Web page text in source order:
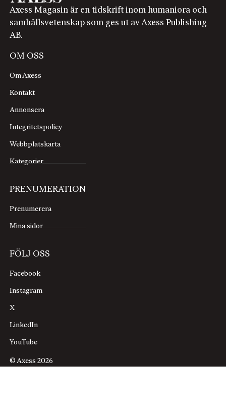
Axess Magasin är en tidskrift inom humaniora och
samhällsvetenskap som ges ut av Axess Publishing
AB.
OM OSS
Om Axess
Kontakt
Annonsera
Integritetspolicy
Webbplatskarta
Kategorier
PRENUMERATION
Prenumerera
Mina sidor
FÖLJ OSS
Facebook
Instagram
X
LinkedIn
YouTube
© Axess 2026